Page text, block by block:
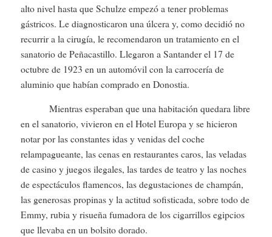
alto nivel hasta que Schulze empezó a tener problemas
gástricos. Le diagnosticaron una úlcera y, como decidió no
recurrir a la cirugía, le recomendaron un tratamiento en el
sanatorio de Peñacastillo. Llegaron a Santander el 17 de
octubre de 1923 en un automóvil con la carrocería de
aluminio que habían comprado en Donostia.
Mientras esperaban que una habitación quedara libre
en el sanatorio, vivieron en el Hotel Europa y se hicieron
notar por las constantes idas y venidas del coche
relampagueante, las cenas en restaurantes caros, las veladas
de casino y juegos ilegales, las tardes de teatro y las noches
de espectáculos flamencos, las degustaciones de champán,
las generosas propinas y la actitud sofisticada, sobre todo de
Emmy, rubia y risueña fumadora de los cigarrillos egipcios
que llevaba en un bolsito dorado.